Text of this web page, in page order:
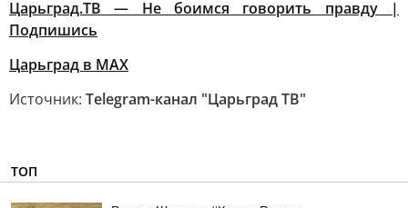
Царьград.ТВ — Не боимся говорить правду |
Подпишись
Царьград в МАХ
Источник: Telegram-канал "Царьград ТВ"
ТОП